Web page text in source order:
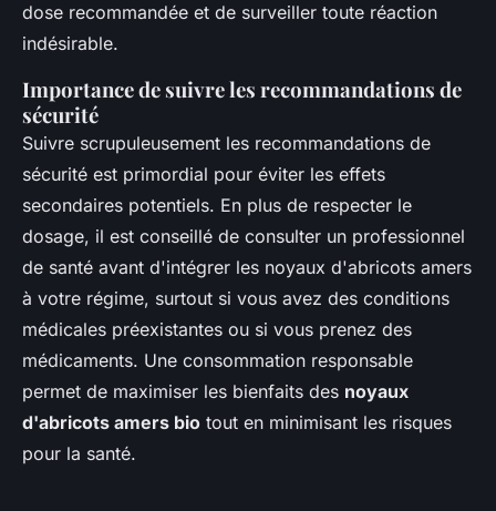
dose recommandée et de surveiller toute réaction
indésirable.
Importance de suivre les recommandations de
sécurité
Suivre scrupuleusement les recommandations de
sécurité est primordial pour éviter les effets
secondaires potentiels. En plus de respecter le
dosage, il est conseillé de consulter un professionnel
de santé avant d'intégrer les noyaux d'abricots amers
à votre régime, surtout si vous avez des conditions
médicales préexistantes ou si vous prenez des
médicaments. Une consommation responsable
permet de maximiser les bienfaits des noyaux
d'abricots amers bio tout en minimisant les risques
pour la santé.